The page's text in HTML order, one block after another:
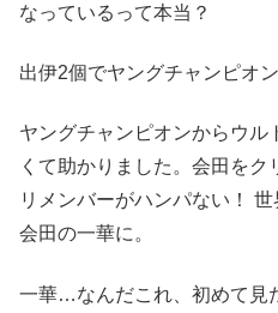
なっているって本当？
出伊2個でヤングチャンピオ
ヤングチャンピオンからウ
くて助かりました。会田を
リメンバーがハンパない！
会田の一華に。
一華…なんだこれ、初めて見